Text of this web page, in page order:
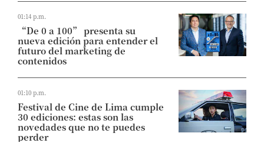
01:14 p.m.
“De 0 a 100” presenta su
nueva edición para entender el
futuro del marketing de
contenidos
01:10 p.m.
Festival de Cine de Lima cumple
30 ediciones: estas son las
novedades que no te puedes
perder